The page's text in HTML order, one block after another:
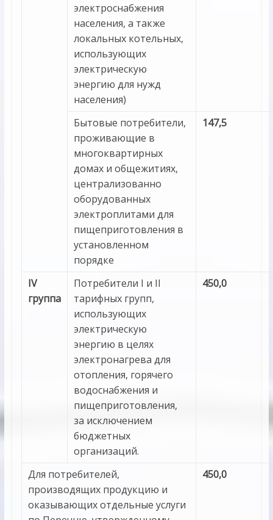
электроснабжения
населения, а также
локальных котельных,
использующих
электрическую
энергию для нужд
населения)
Бытовые потребители,
проживающие в
многоквартирных
домах и общежитиях,
централизованно
оборудованных
электроплитами для
пищеприготовления в
установленном
порядке
147,5
IV
группа
Потребители I и II
тарифных групп,
использующих
электрическую
энергию в целях
электронагрева для
отопления, горячего
водоснабжения и
пищеприготовления,
за исключением
бюджетных
организаций.
450,0
Для потребителей,
производящих продукцию и
оказывающих отдельные услуги
450,0